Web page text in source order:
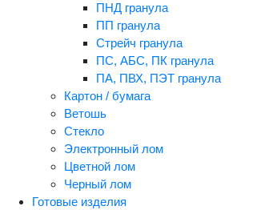
ПНД гранула
ПП гранула
Стрейч гранула
ПС, АБС, ПК гранула
ПА, ПВХ, ПЭТ гранула
Картон / бумага
Ветошь
Стекло
Электронный лом
Цветной лом
Черный лом
Готовые изделия